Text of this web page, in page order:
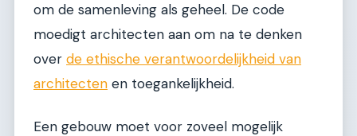
om de samenleving als geheel. De code
moedigt architecten aan om na te denken
over de ethische verantwoordelijkheid van
architecten en toegankelijkheid.
Een gebouw moet voor zoveel mogelijk